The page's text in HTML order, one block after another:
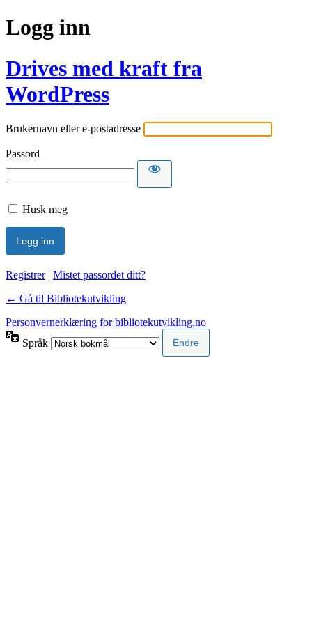
Logg inn
Drives med kraft fra
WordPress
Brukernavn eller e-postadresse
Passord
Husk meg
Registrer| Mistet passordet ditt?
← Gå til Bibliotekutvikling
Personvernerklæring for bibliotekutvikling.no
Språk